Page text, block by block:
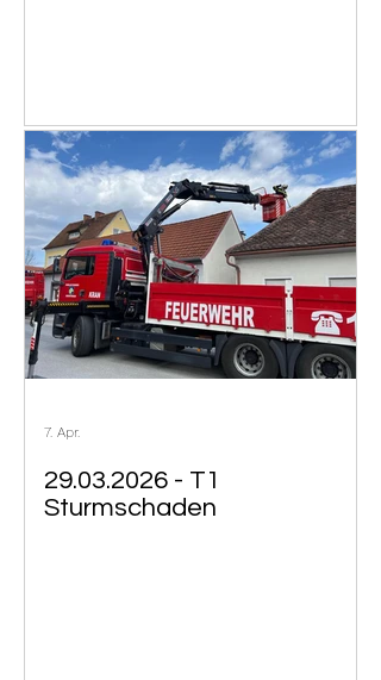
29.03.2026 - T1
Sturmschaden
7. Apr.